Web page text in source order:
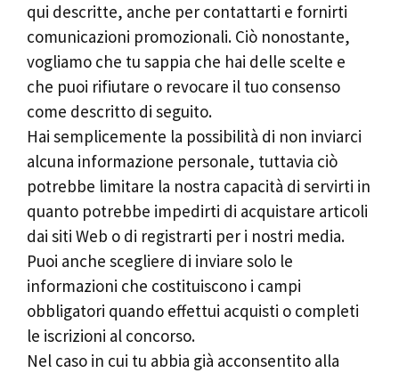
qui descritte, anche per contattarti e fornirti
comunicazioni promozionali. Ciò nonostante,
vogliamo che tu sappia che hai delle scelte e
che puoi rifiutare o revocare il tuo consenso
come descritto di seguito.
Hai semplicemente la possibilità di non inviarci
alcuna informazione personale, tuttavia ciò
potrebbe limitare la nostra capacità di servirti in
quanto potrebbe impedirti di acquistare articoli
dai siti Web o di registrarti per i nostri media.
Puoi anche scegliere di inviare solo le
informazioni che costituiscono i campi
obbligatori quando effettui acquisti o completi
le iscrizioni al concorso.
Nel caso in cui tu abbia già acconsentito alla